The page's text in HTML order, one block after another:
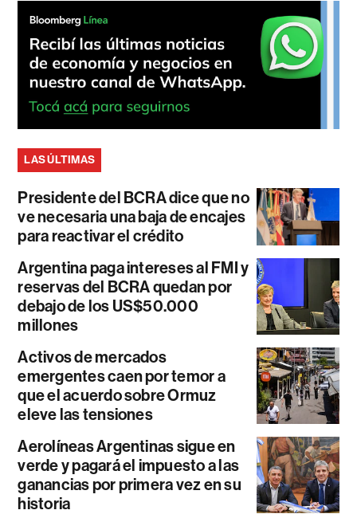
LAS ÚLTIMAS
Presidente del BCRA dice que no
ve necesaria una baja de encajes
para reactivar el crédito
Argentina paga intereses al FMI y
reservas del BCRA quedan por
debajo de los US$50.000
millones
Activos de mercados
emergentes caen por temor a
que el acuerdo sobre Ormuz
eleve las tensiones
Aerolíneas Argentinas sigue en
verde y pagará el impuesto a las
ganancias por primera vez en su
historia